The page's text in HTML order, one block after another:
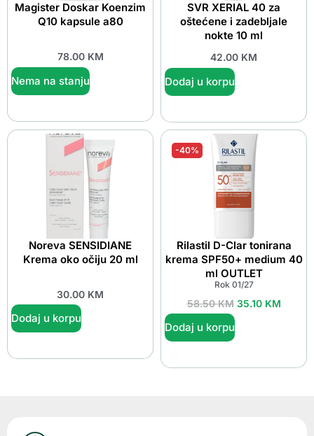
Magister Doskar Koenzim
Q10 kapsule a80
78.00 KM
Nema na stanju
SVR XERIAL 40 za
oštećene i zadebljale
nokte 10 ml
42.00 KM
Dodaj u korpu
Noreva SENSIDIANE
Krema oko očiju 20 ml
30.00 KM
Dodaj u korpu
-40%
Rilastil D-Clar tonirana
krema SPF50+ medium 40
ml OUTLET
Rok 01/27
58.50KM 35.10 KM
Dodaj u korpu